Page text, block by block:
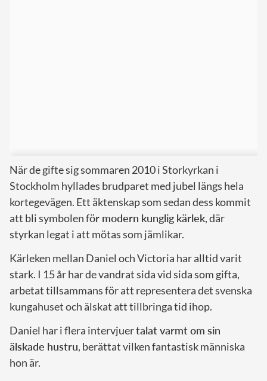
När de gifte sig sommaren 2010 i Storkyrkan i
Stockholm hyllades brudparet med jubel längs hela
kortegevägen. Ett äktenskap som sedan dess kommit
att bli symbolen för modern kunglig kärlek, där
styrkan legat i att mötas som jämlikar.
Kärleken mellan Daniel och Victoria har alltid varit
stark. I 15 år har de vandrat sida vid sida som gifta,
arbetat tillsammans för att representera det svenska
kungahuset och älskat att tillbringa tid ihop.
Daniel har i flera intervjuertalat varmt om sin
älskade hustru, berättat vilken fantastisk människa
hon är.